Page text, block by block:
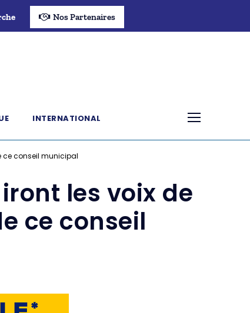
Nos Partenaires
INTERNATIONAL
ce conseil municipal
les voix de
ce conseil